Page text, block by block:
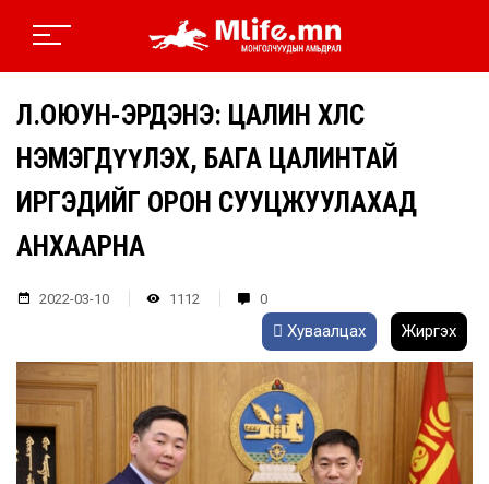
Л.ОЮУН-ЭРДЭНЭ: ЦАЛИН ХӨЛС
НЭМЭГДҮҮЛЭХ, БАГА ЦАЛИНТАЙ
ИРГЭДИЙГ ОРОН СУУЦЖУУЛАХАД
АНХААРНА
2022-03-10 1112 0
Хуваалцах Жиргэх